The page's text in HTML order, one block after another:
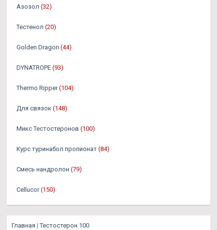
Азозол (32)
Тестенол (20)
Golden Dragon (44)
DYNATROPE (93)
Thermo Ripper (104)
Для связок (148)
Микс Тестостеронов (100)
Курс туринабол пропионат (84)
Смесь нандролон (79)
Cellucor (150)
Главная |Тестостерон 100